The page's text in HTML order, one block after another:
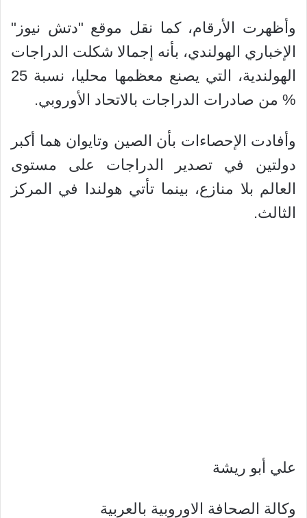
وأظهرت الأرقام، كما نقل موقع "دتش نيوز"
الإخباري الهولندي، بأنه إجمالا شكلت الدراجات
الهولندية، التي يصنع معظمها محليا، نسبة 25
% من صادرات الدراجات بالاتحاد الأوروبي.
وأفادت الإحصاءات بأن الصين وتايوان هما أكبر
دولتين في تصدير الدراجات على مستوى
العالم بلا منازع، بينما تأتي هولندا في المركز
الثالث.
علي أبو ريشة
وكالة الصحافة الاوروبية بالعربية